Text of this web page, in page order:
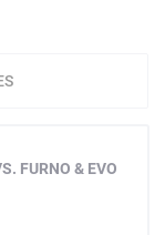
FURNO & EVO